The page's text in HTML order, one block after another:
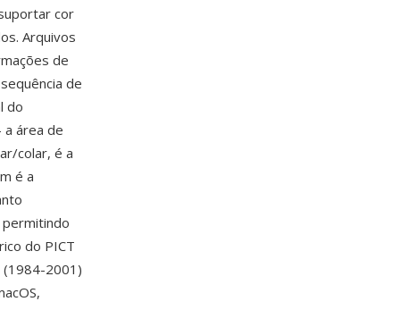
cor
Arquivos
de
de
do
área de
colar, é a
é a
do PICT
(1984-2001)